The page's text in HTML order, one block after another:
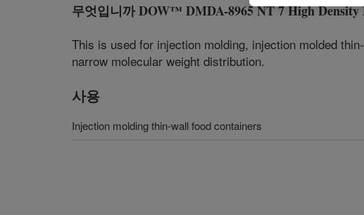
무엇입니까DOW™ DMDA-8965 NT 7 High Density
This is used for injection molding, injection molded
narrow molecular weight distribution.
사용
Injection molding thin-wall food containers